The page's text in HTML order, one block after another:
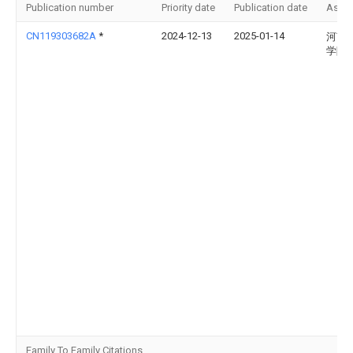
Publication number Priority date Publication date
CN119303682A * 2024-12-13 2025-01-14
河南
学院
Family To Family Citations